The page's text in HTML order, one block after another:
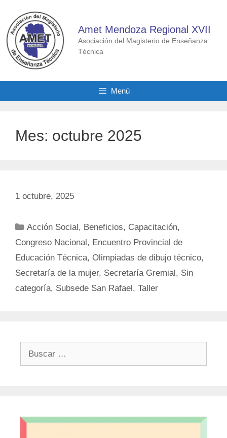
contenido
Amet Mendoza Regional XVII
Asociación del Magisterio de Enseñanza
Técnica
Menú
Mes: octubre 2025
1 octubre, 2025
Categorías
Acción Social , Beneficios, Capacitación,
Congreso Nacional , Encuentro Provincial de
Educación Técnica, Olimpiadas de dibujo técnico,
Secretaría de la mujer, Secretaría Gremial , Sin
categoría, Subsede San Rafael , Taller